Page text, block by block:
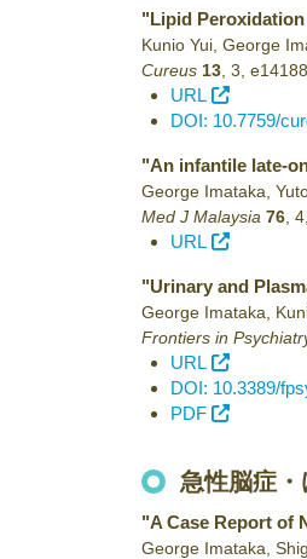
"Lipid
Kunio Yui, George
Cureus 13 3 e14188
URL
DOI: 10.7759/
"An infantile late-
George Imataka,
Med J Malaysia 76 4
URL
"Urinary and
George Imataka,
Frontiers in
URL
DOI: 10.3389/
PDF
急性脳症
"A Case Report of
George Imataka,